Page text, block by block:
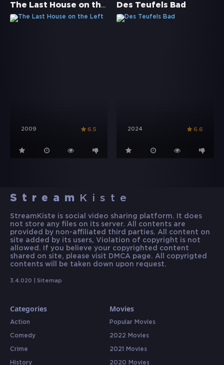
The Last House on the Left
2009 6.5
Des Teufels Bad
2024 6.6
Stream Kiste
StreamKiste is social video sharing platform. It does
not store any files on its server. All contents are
provided by non-affiliated third parties. All content on
site added by its users, Violation of copyright is not
allowed. If you believe your copyrighted content
shared on site, please visit DMCA page. All copyrigted
contents will be taken down upon request.
3.4.020 | Sitemap
Categories
Action
Comedy
Crime
History
Movies
Popular Movies
2022 Movies
2021 Movies
2020 Movies